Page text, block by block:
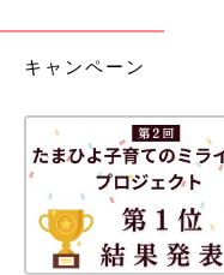
キャンペーン